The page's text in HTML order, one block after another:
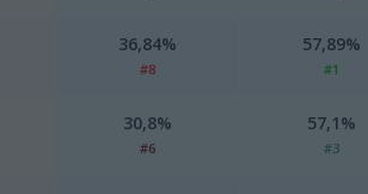
36,84%
#8
57,89%
#1
30,8%
#6
57,1%
#3